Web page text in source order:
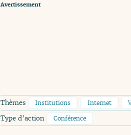
Avertissement
Thèmes Institutions Internet
Type d’action Conférence